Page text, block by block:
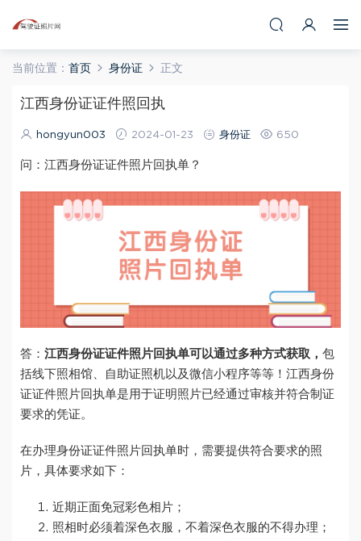
当前位置： 首页 身份证 正文
江西身份证证件照回执
hongyun003 2024-01-23 身份证 650
问：江西身份证证件照片回执单？
答： 江西身份证证件照片回执单可以通过多种方式获取， 包
括线下照相馆、自助证照机以及微信小程序等等！江西身份
证证件照片回执单是用于证明照片已经通过审核并符合制证
要求的凭证。
在办理身份证证件照片回执单时，需要提供符合要求的照
片，具体要求如下：
近期正面免冠彩色相片；
照相时必须着深色衣服，不着深色衣服的不得办理；